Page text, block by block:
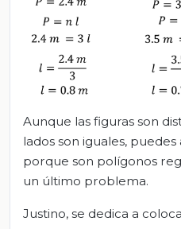
Aunque las figuras son
lados son iguales,
porque son polígonos
un último problema.
Justino, se dedica a